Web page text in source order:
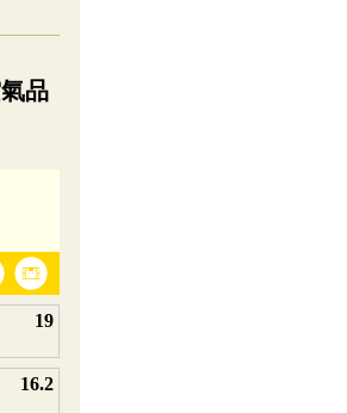
為視覺預覽，完整即時空氣品